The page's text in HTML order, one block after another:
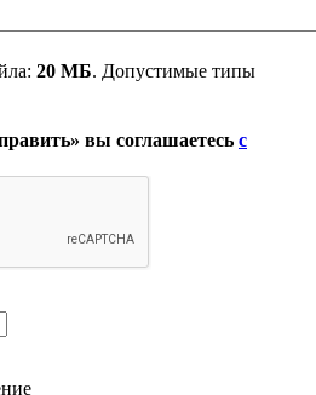
20 МБ. Допустимые типы
вы соглашаетесь с